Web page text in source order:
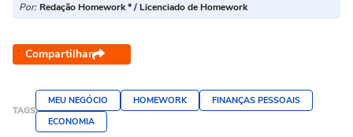
Por: Redação Homework * / Licenciado de Homework
Compartilhar
TAGS
MEU NEGÓCIO HOMEWORK
FINANÇAS PESSOAIS
ECONOMIA